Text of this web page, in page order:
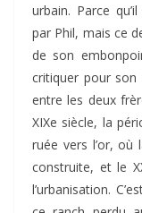
urbain. Parce
par Phil, mais ce
de son
critiquer pour
entre les deux
XIXe siècle, la
ruée vers l’or, où
construite, et le
l’urbanisation.